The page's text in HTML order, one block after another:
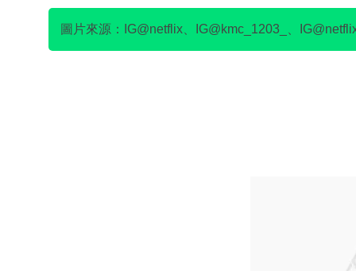
圖片來源：IG@netflix、IG@kmc_1203_、